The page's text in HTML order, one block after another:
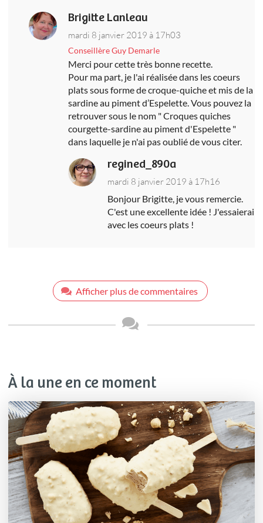
Brigitte Lanleau
mardi 8 janvier 2019 à 17h03
Conseillère Guy Demarle
Merci pour cette très bonne recette.
Pour ma part, je l'ai réalisée dans les coeurs
plats sous forme de croque-quiche et mis de la
sardine au piment d’Espelette. Vous pouvez la
retrouver sous le nom " Croques quiches
courgette-sardine au piment d'Espelette "
dans laquelle je n'ai pas oublié de vous citer.
regined_890a
mardi 8 janvier 2019 à 17h16
Bonjour Brigitte, je vous remercie.
C'est une excellente idée ! J'essaierai
avec les coeurs plats !
Afficher plus de commentaires
À la une en ce moment